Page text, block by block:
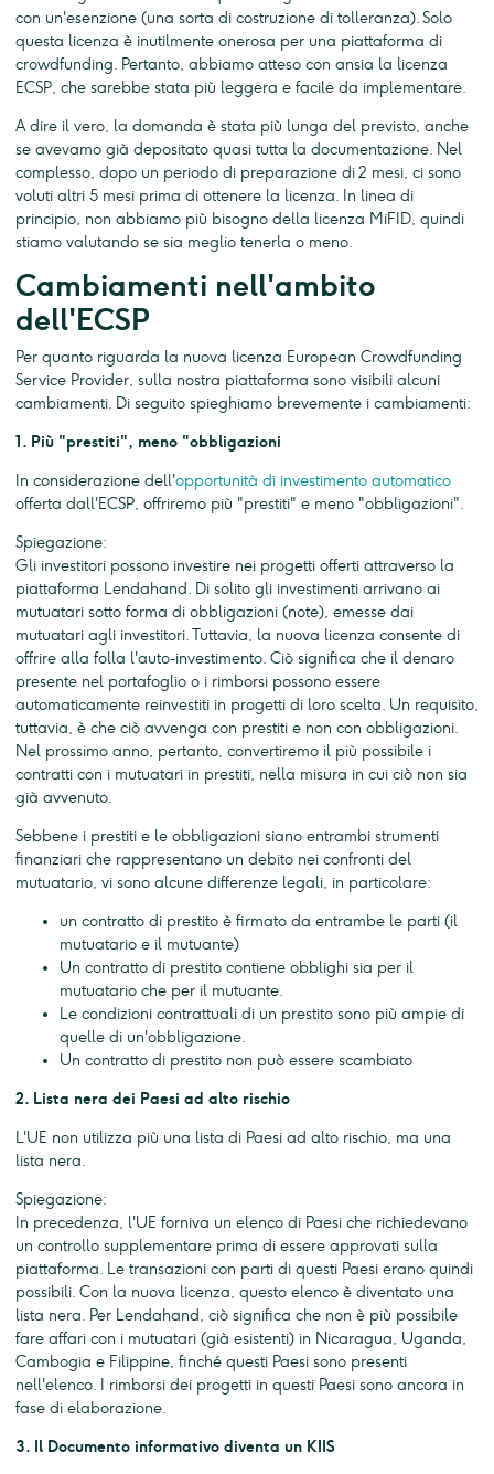
con un'esenzione (una sorta di costruzione di tolleranza). Solo
questa licenza è inutilmente onerosa per una piattaforma di
crowdfunding. Pertanto, abbiamo atteso con ansia la licenza
ECSP, che sarebbe stata più leggera e facile da implementare.
A dire il vero, la domanda è stata più lunga del previsto, anche
se avevamo già depositato quasi tutta la documentazione. Nel
complesso, dopo un periodo di preparazione di 2 mesi, ci sono
voluti altri 5 mesi prima di ottenere la licenza. In linea di
principio, non abbiamo più bisogno della licenza MiFID, quindi
stiamo valutando se sia meglio tenerla o meno.
Cambiamenti nell'ambito
dell'ECSP
Per quanto riguarda la nuova licenza European Crowdfunding
Service Provider, sulla nostra piattaforma sono visibili alcuni
cambiamenti. Di seguito spieghiamo brevemente i cambiamenti:
1. Più "prestiti", meno "obbligazioni
In considerazione dell'opportunità di investimento automatico
offerta dall'ECSP, offriremo più "prestiti" e meno "obbligazioni".
Spiegazione:
Gli investitori possono investire nei progetti offerti attraverso la
piattaforma Lendahand. Di solito gli investimenti arrivano ai
mutuatari sotto forma di obbligazioni (note), emesse dai
mutuatari agli investitori. Tuttavia, la nuova licenza consente di
offrire alla folla l'auto-investimento. Ciò significa che il denaro
presente nel portafoglio o i rimborsi possono essere
automaticamente reinvestiti in progetti di loro scelta. Un requisito,
tuttavia, è che ciò avvenga con prestiti e non con obbligazioni.
Nel prossimo anno, pertanto, convertiremo il più possibile i
contratti con i mutuatari in prestiti, nella misura in cui ciò non sia
già avvenuto.
Sebbene i prestiti e le obbligazioni siano entrambi strumenti
finanziari che rappresentano un debito nei confronti del
mutuatario, vi sono alcune differenze legali, in particolare:
un contratto di prestito è firmato da entrambe le parti (il
mutuatario e il mutuante)
Un contratto di prestito contiene obblighi sia per il
mutuatario che per il mutuante.
Le condizioni contrattuali di un prestito sono più ampie di
quelle di un'obbligazione.
Un contratto di prestito non può essere scambiato
2. Lista nera dei Paesi ad alto rischio
L'UE non utilizza più una lista di Paesi ad alto rischio, ma una
lista nera.
Spiegazione:
In precedenza, l'UE forniva un elenco di Paesi che richiedevano
un controllo supplementare prima di essere approvati sulla
piattaforma. Le transazioni con parti di questi Paesi erano quindi
possibili. Con la nuova licenza, questo elenco è diventato una
lista nera. Per Lendahand, ciò significa che non è più possibile
fare affari con i mutuatari (già esistenti) in Nicaragua, Uganda,
Cambogia e Filippine, finché questi Paesi sono presenti
nell'elenco. I rimborsi dei progetti in questi Paesi sono ancora in
fase di elaborazione.
3. Il Documento informativo diventa un KIIS